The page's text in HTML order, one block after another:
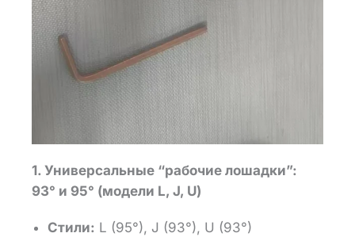
1. Универсальные “рабочие лошадки”:
93° и 95° (модели L, J, U)
Стили: L (95°), J (93°), U (93°)